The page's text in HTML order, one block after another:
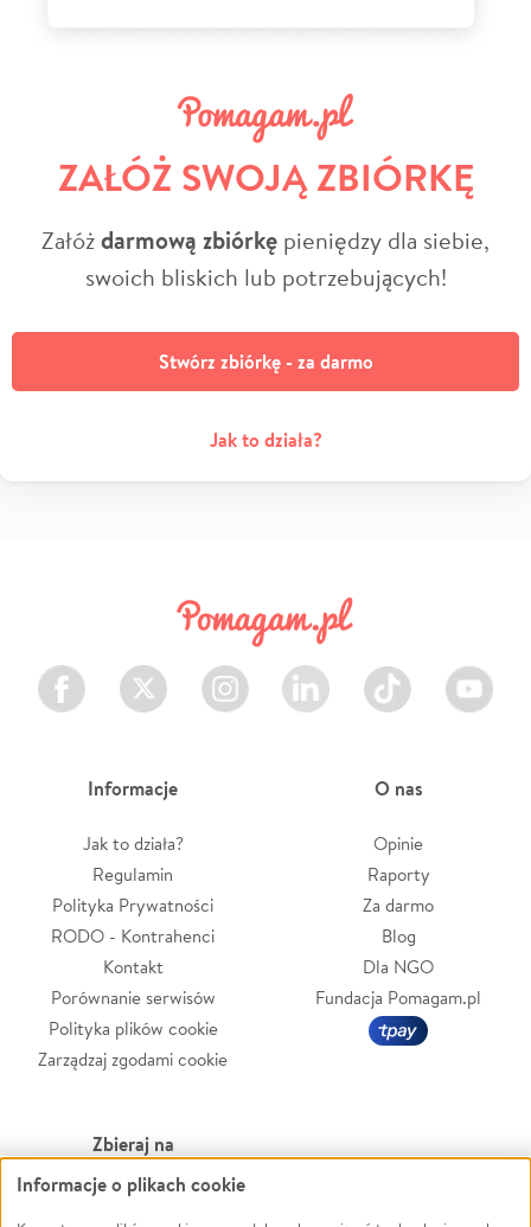
ZAŁÓŻ SWOJĄ ZBIÓRKĘ
Załóżdarmową zbiórkę pieniędzy dla siebie,
swoich bliskich lub potrzebujących!
Stwórz zbiórkę - za darmo
Jak to działa?
Facebook Twitter Instagram LinkedIn TikTok Youtube
Informacje
Jak to działa?
Regulamin
Polityka Prywatności
RODO - Kontrahenci
Kontakt
Porównanie serwisów
Polityka plików cookie
Zarządzaj zgodami cookie
O nas
Opinie
Raporty
Za darmo
Blog
Dla NGO
Fundacja Pomagam.pl
Zbieraj na
Leczenie
Informacje o plikach cookie